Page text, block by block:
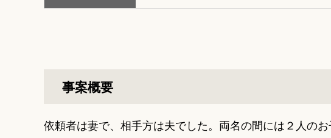
事案概要
依頼者は妻で、相手方は夫でした。両名の間には２人の